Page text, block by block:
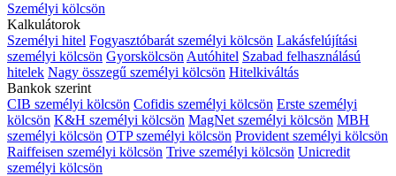
Személyi kölcsön
Kalkulátorok
Személyi hitel Fogyasztóbarát személyi kölcsön Lakásfelújítási
személyi kölcsön Gyorskölcsön Autóhitel Szabad felhasználású
hitelek Nagy összegű személyi kölcsön Hitelkiváltás
Bankok szerint
CIB személyi kölcsön Cofidis személyi kölcsön Erste személyi
kölcsön K&H személyi kölcsön MagNet személyi kölcsön MBH
személyi kölcsön OTP személyi kölcsön Provident személyi kölcsön
Raiffeisen személyi kölcsön Trive személyi kölcsön Unicredit
személyi kölcsön